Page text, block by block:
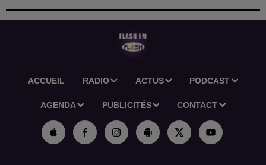
ACCUEIL RADIO ACTUS PODCAST
AGENDA PUBLICITÉS CONTACT